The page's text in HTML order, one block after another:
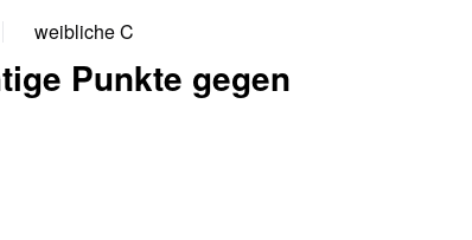
weibliche C
Punkte gegen